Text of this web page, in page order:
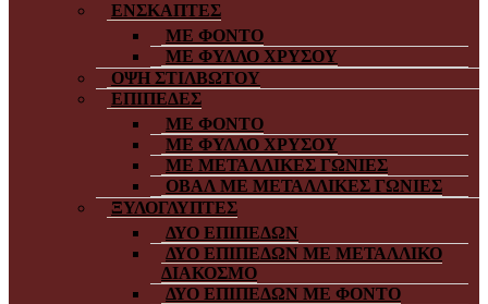
ΕΝΣΚΑΠΤΕΣ
ΜΕ ΦΟΝΤΟ
ΜΕ ΦΥΛΛΟ ΧΡΥΣΟΥ
ΟΨΗ ΣΤΙΛΒΩΤΟΥ
ΕΠΙΠΕΔΕΣ
ΜΕ ΦΟΝΤΟ
ΜΕ ΦΥΛΛΟ ΧΡΥΣΟΥ
ΜΕ ΜΕΤΑΛΛΙΚΕΣ ΓΩΝΙΕΣ
ΟΒΑΛ ΜΕ ΜΕΤΑΛΛΙΚΕΣ ΓΩΝΙΕΣ
ΞΥΛΟΓΛΥΠΤΕΣ
ΔΥΟ ΕΠΙΠΕΔΩΝ
ΔΥΟ ΕΠΙΠΕΔΩΝ ΜΕ ΜΕΤΑΛΛΙΚΟ
ΔΙΑΚΟΣΜΟ
ΔΥΟ ΕΠΙΠΕΔΩΝ ΜΕ ΦΟΝΤΟ